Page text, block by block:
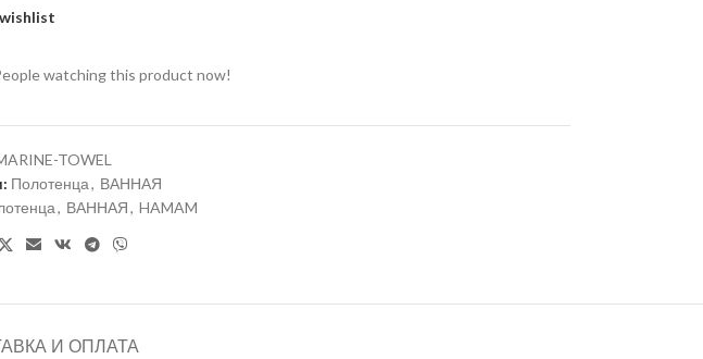
watching this product now!
TOWEL
Полотенца, ВАННАЯ
, ВАННАЯ, HAMAM
И ОПЛАТА